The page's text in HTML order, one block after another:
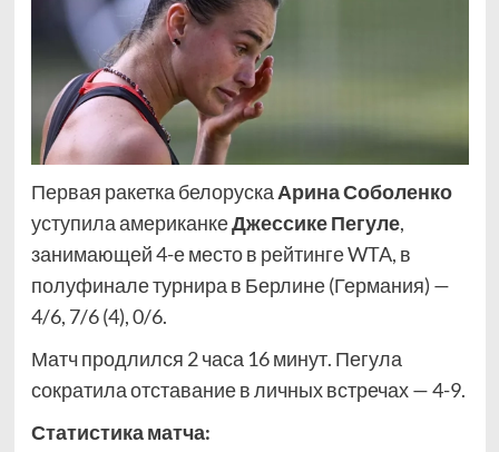
Первая ракетка белоруска Арина Соболенко
уступила американкеДжессике Пегуле,
занимающей 4-е место в рейтинге WTA, в
полуфинале турнира в Берлине (Германия) —
4/6, 7/6 (4), 0/6.
Матч продлился 2 часа 16 минут. Пегула
сократила отставание в личных встречах — 4-9.
Статистика матча: